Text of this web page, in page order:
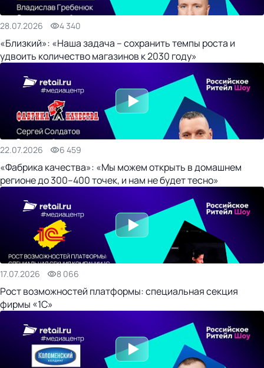
28.07.2026 4 340
«Близкий»: «Наша задача – сохранить темпы роста и
удвоить количество магазинов к 2030 году»
22.07.2026 6 459
«Фабрика качества»: «Мы можем открыть в домашнем
регионе до 300–400 точек, и нам не будет тесно»
17.07.2026 8 066
Рост возможностей платформы: специальная секция
фирмы «1С»